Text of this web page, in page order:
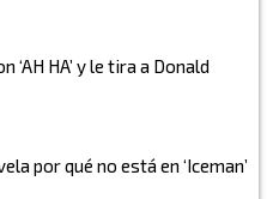
‘AH HA’ y le tira a Donald
por qué no está en ‘Iceman’